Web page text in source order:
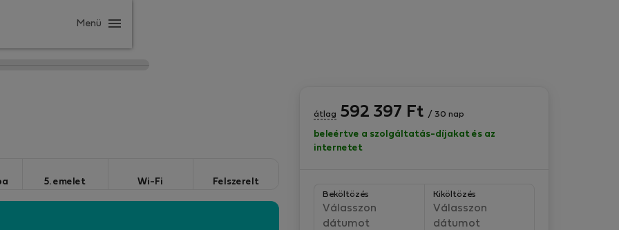
Menü
5. emelet Wi-Fi Felszerelt
átlag 592 397 Ft / 30 nap
beleértve a szolgáltatás-díjakat és az
internetet
Beköltözés
Válasszon
dátumot
Kiköltözés
Válasszon
dátumot